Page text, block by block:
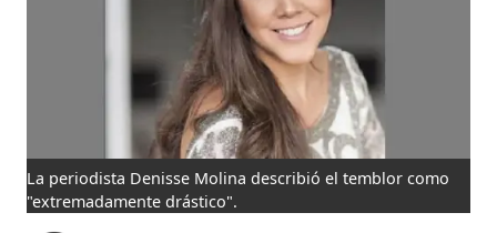
La periodista Denisse Molina describió el temblor como
"extremadamente drástico".